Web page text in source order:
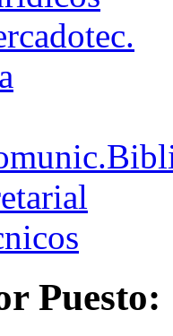
Puesto: